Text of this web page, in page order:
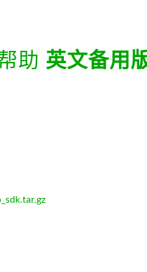
助 英文备用